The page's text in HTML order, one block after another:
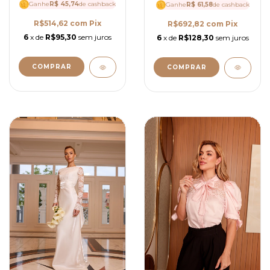
4241
Ganhe R$ 45,74de cashback
R$514,62 com Pix
6 x de R$95,30 sem juros
COMPRAR
GanheR$ 61,58de cashback
R$692,82 com Pix
6 x de R$128,30 sem juros
COMPRAR